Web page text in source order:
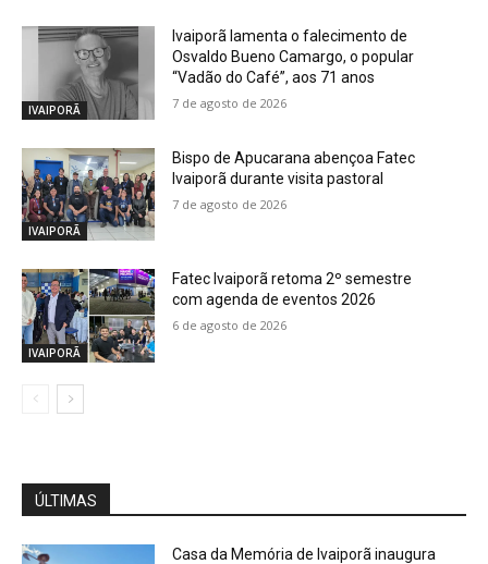
IVAIPORÃ
Ivaiporã lamenta o falecimento de
Osvaldo Bueno Camargo, o popular
“Vadão do Café”, aos 71 anos
7 de agosto de 2026
IVAIPORÃ
Bispo de Apucarana abençoa Fatec
Ivaiporã durante visita pastoral
7 de agosto de 2026
IVAIPORÃ
Fatec Ivaiporã retoma 2º semestre
com agenda de eventos 2026
6 de agosto de 2026
ÚLTIMAS
Casa da Memória de Ivaiporã inaugura